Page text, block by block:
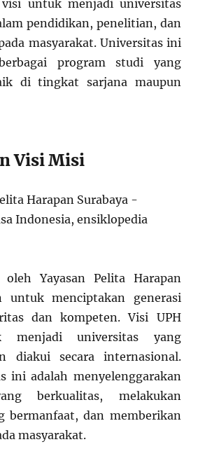
untuk menjadi universitas
pendidikan, penelitian, dan
masyarakat. Universitas ini
program studi yang
di tingkat sarjana maupun
Visi Misi
Yayasan Pelita Harapan
untuk menciptakan generasi
dan kompeten. Visi UPH
menjadi universitas yang
diakui secara internasional.
ini adalah menyelenggarakan
berkualitas, melakukan
bermanfaat, dan memberikan
masyarakat.